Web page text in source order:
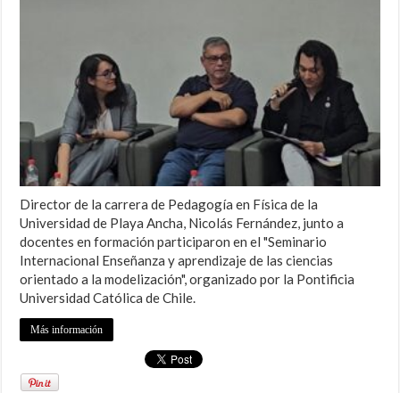
Director de la carrera de Pedagogía en Física de la
Universidad de Playa Ancha, Nicolás Fernández, junto a
docentes en formación participaron en el "Seminario
Internacional Enseñanza y aprendizaje de las ciencias
orientado a la modelización", organizado por la Pontificia
Universidad Católica de Chile.
Más información